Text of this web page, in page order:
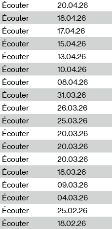
Écouter
20.04.26
Écouter
18.04.26
Écouter
17.04.26
Écouter
15.04.26
Écouter
13.04.26
Écouter
10.04.26
Écouter
08.04.26
Écouter
31.03.26
Écouter
26.03.26
Écouter
25.03.26
Écouter
20.03.26
Écouter
20.03.26
Écouter
20.03.26
Écouter
18.03.26
Écouter
09.03.26
Écouter
04.03.26
Écouter
25.02.26
Écouter
18.02.26